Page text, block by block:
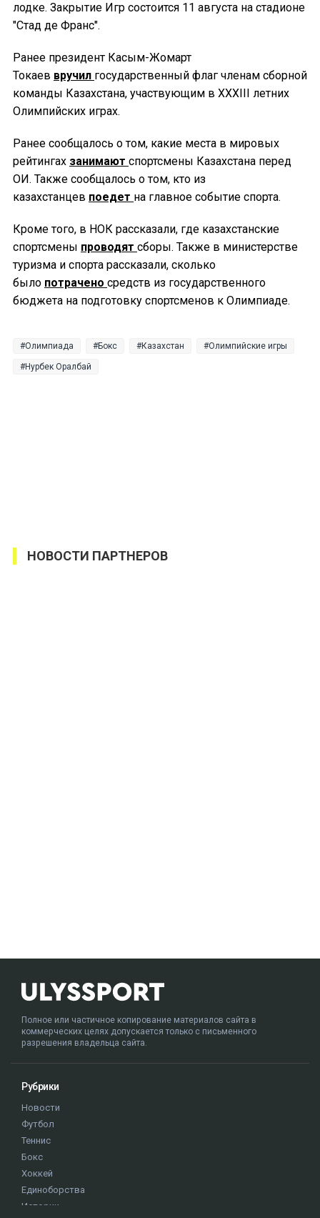
лодке. Закрытие Игр состоится 11 августа на стадионе
"Стад де Франс".
Ранее президент Касым-Жомарт
Токаев вручил государственный флаг членам сборной
команды Казахстана, участвующим в ХХХІІІ летних
Олимпийских играх.
Ранее сообщалось о том, какие места в мировых
рейтингах занимают спортсмены Казахстана перед
ОИ. Также сообщалось о том, кто из
казахстанцев поедет на главное событие спорта.
Кроме того, в НОК рассказали, где казахстанские
спортсмены проводят сборы. Также в министерстве
туризма и спорта рассказали, сколько
было потрачено средств из государственного
бюджета на подготовку спортсменов к Олимпиаде.
Олимпиада Бокс Казахстан Олимпийские игры
Нурбек Оралбай
НОВОСТИ ПАРТНЕРОВ
Полное или частичное копирование материалов сайта в
коммерческих целях допускается только с письменного
разрешения владельца сайта.
Рубрики
Новости
Футбол
Теннис
Бокс
Хоккей
Единоборства
Истории